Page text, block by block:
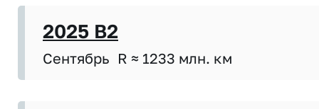
2025 B2
Сентябрь R ≈ 1233 млн. км